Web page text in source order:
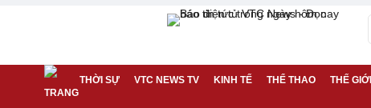
THỜI SỰ VTC NEWS TV KINH TẾ THỂ THAO THẾ GIỚI